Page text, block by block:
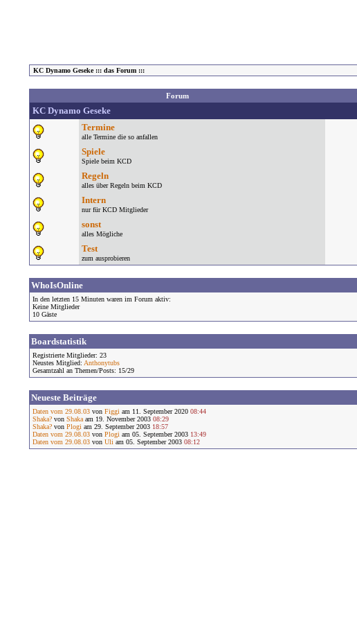
KC Dynamo Geseke ::: das Forum :::
Forum
KC Dynamo Geseke
Termine
alle Termine die so anfallen
Spiele
Spiele beim KCD
Regeln
alles über Regeln beim KCD
Intern
nur für KCD Mitglieder
sonst
alles Mögliche
Test
zum ausprobieren
WhoIsOnline
In den letzten 15 Minuten waren im Forum aktiv:
Keine Mitglieder
10 Gäste
Boardstatistik
Registrierte Mitglieder: 23
Neustes Mitglied: Anthonytubs
Gesamtzahl an Themen/Posts: 15/29
Neueste Beiträge
Daten vom 29.08.03von Figgi am 11. September 2020 08:44
Shaka?von Shakaam 19. November 2003 08:29
Shaka?von Plogi am 29. September 2003 18:57
Daten vom 29.08.03von Plogi am 05. September 2003 13:49
Daten vom 29.08.03von Uli am 05. September 2003 08:12